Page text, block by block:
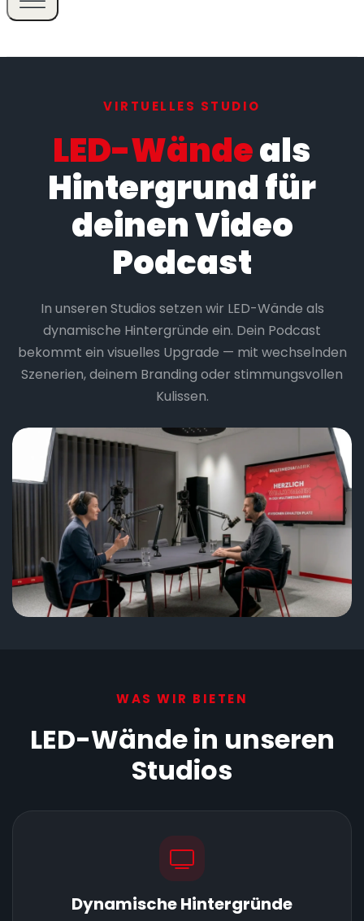
VIRTUELLES STUDIO
LED-Wändeals
Hintergrund für
deinen Video
Podcast
In unseren Studios setzen wir LED-Wände als
dynamische Hintergründe ein. Dein Podcast
bekommt ein visuelles Upgrade — mit wechselnden
Szenerien, deinem Branding oder stimmungsvollen
Kulissen.
WAS WIR BIETEN
LED-Wände in unseren
Studios
Dynamische Hintergründe